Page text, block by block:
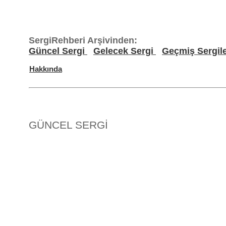
SergiRehberi Arşivinden:
Güncel Sergi
Gelecek Sergi Geçmiş
Hakkında
GÜNCEL SERGİ